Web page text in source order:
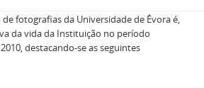
fotografias da Universidade de Évora é,
da vida da Instituição no período
destacando-se as seguintes